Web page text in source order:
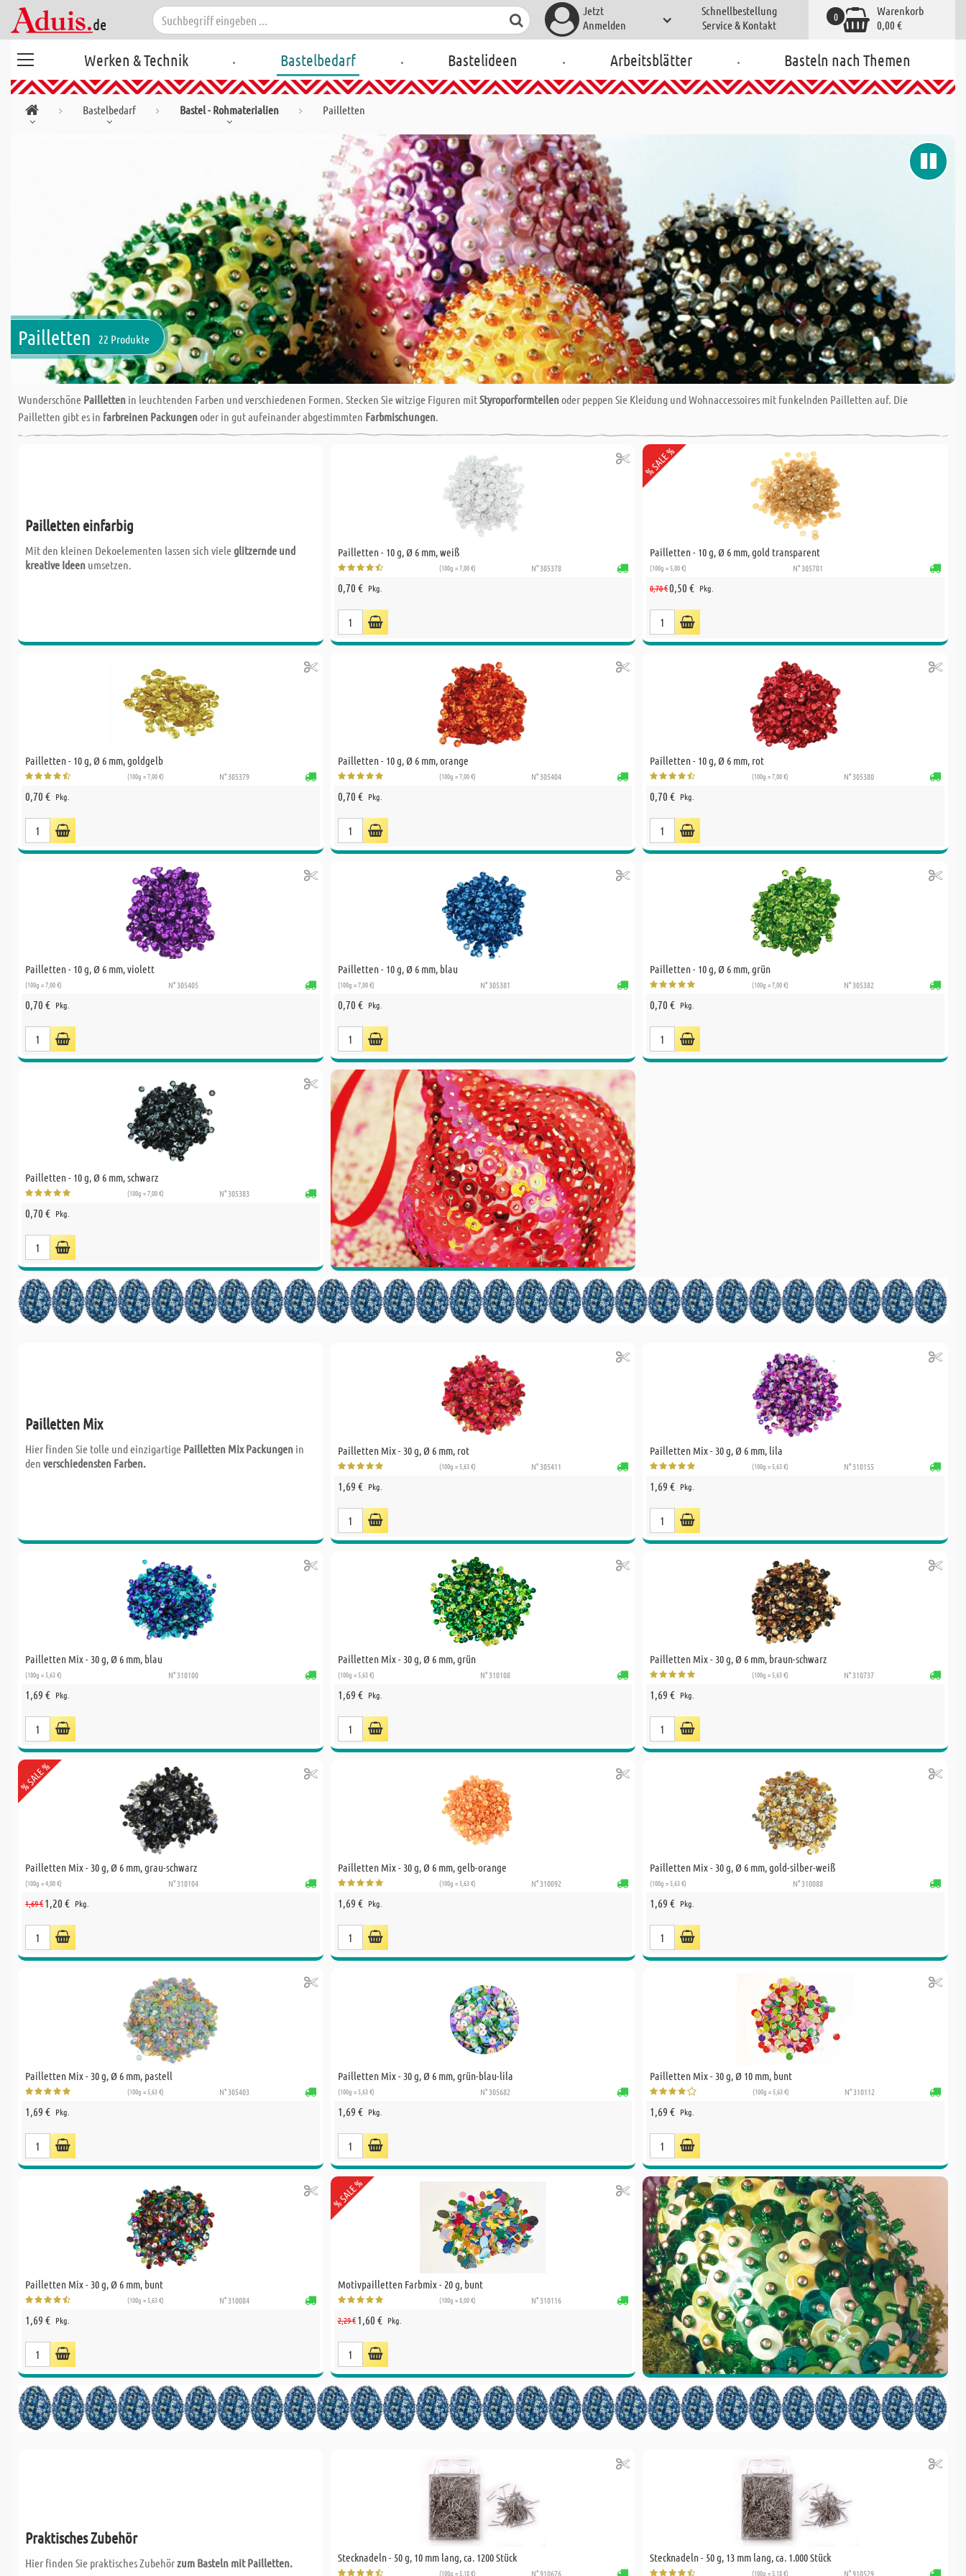
Jetzt
Anmelden
Schnellbestellung
Service & Kontakt
Warenkorb
0,00 €
0
Werken & Technik . Bastelbedarf . Bastelideen . Arbeitsblätter . Basteln nach Themen
Bastelbedarf Bastel - Rohmaterialien Pailletten
Pailletten 22 Produkte
Wunderschöne Pailletten in leuchtenden Farben und verschiedenen Formen. Stecken Sie witzige Figuren mitStyroporformteilenoder peppen Sie Kleidung und Wohnaccessoires mit funkelnden Pailletten auf. Die
Pailletten gibt es in farbreinen Packungenoder in gut aufeinander abgestimmten Farbmischungen.
Pailletten einfarbig
Mit den kleinen Dekoelementen lassen sich vieleglitzernde und
kreative Ideen umsetzen.
Pailletten - 10 g, Ø 6 mm, weiß
(100g = 7,00 €) N° 305378
0,70 € Pkg.
Pailletten - 10 g, Ø 6 mm, gold transparent
(100g = 5,00 €)
N° 305701
0,70 €0,50 € Pkg.
% SALE %
Pailletten - 10 g, Ø 6 mm, goldgelb
(100g = 7,00 €) N° 305379
0,70 € Pkg.
Pailletten - 10 g, Ø 6 mm, orange
(100g = 7,00 €) N° 305404
0,70 € Pkg.
Pailletten - 10 g, Ø 6 mm, rot
(100g = 7,00 €) N° 305380
0,70 € Pkg.
Pailletten - 10 g, Ø 6 mm, violett
(100g = 7,00 €) N° 305405
0,70 € Pkg.
Pailletten - 10 g, Ø 6 mm, blau
(100g = 7,00 €) N° 305381
0,70 € Pkg.
Pailletten - 10 g, Ø 6 mm, grün
(100g = 7,00 €) N° 305382
0,70 € Pkg.
Pailletten - 10 g, Ø 6 mm, schwarz
(100g = 7,00 €) N° 305383
0,70 € Pkg.
Pailletten Mix
Hier finden Sie tolle und einzigartige Pailletten Mix Packungen in
den verschiedensten Farben.
Pailletten Mix - 30 g, Ø 6 mm, rot
(100g = 5,63 €) N° 305411
1,69 € Pkg.
Pailletten Mix - 30 g, Ø 6 mm, lila
(100g = 5,63 €) N° 310155
1,69 € Pkg.
Pailletten Mix - 30 g, Ø 6 mm, blau
(100g = 5,63 €) N° 310100
1,69 € Pkg.
Pailletten Mix - 30 g, Ø 6 mm, grün
(100g = 5,63 €) N° 310108
1,69 € Pkg.
Pailletten Mix - 30 g, Ø 6 mm, braun-schwarz
(100g = 5,63 €) N° 310737
1,69 € Pkg.
Pailletten Mix - 30 g, Ø 6 mm, grau-schwarz
(100g = 4,00 €)
N° 310104
1,69 €1,20 € Pkg.
% SALE %
Pailletten Mix - 30 g, Ø 6 mm, gelb-orange
(100g = 5,63 €) N° 310092
1,69 € Pkg.
Pailletten Mix - 30 g, Ø 6 mm, gold-silber-weiß
(100g = 5,63 €) N° 310088
1,69 € Pkg.
Pailletten Mix - 30 g, Ø 6 mm, pastell
(100g = 5,63 €) N° 305403
1,69 € Pkg.
Pailletten Mix - 30 g, Ø 6 mm, grün-blau-lila
(100g = 5,63 €) N° 305682
1,69 € Pkg.
Pailletten Mix - 30 g, Ø 10 mm, bunt
(100g = 5,63 €) N° 310112
1,69 € Pkg.
Pailletten Mix - 30 g, Ø 6 mm, bunt
(100g = 5,63 €) N° 310084
1,69 € Pkg.
Motivpailletten Farbmix - 20 g, bunt
(100g = 8,00 €)
N° 310116
2,29 € 1,60 € Pkg.
% SALE %
Praktisches Zubehör
Hier finden Sie praktisches Zubehörzum Basteln mit Pailletten. Stecknadeln - 50 g, 10 mm lang, ca. 1200 Stück
(100g = 5,18 €) N° 910676
Stecknadeln - 50 g, 13 mm lang, ca. 1.000 Stück
(100g = 5,18 €) N° 910529